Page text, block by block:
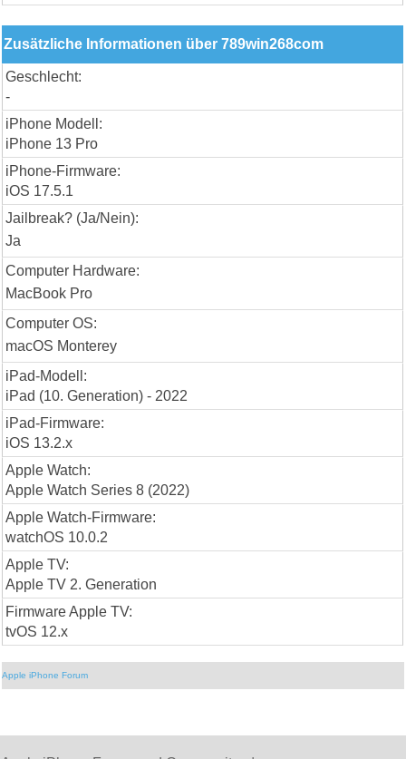
Zusätzliche Informationen über 789win268com
Geschlecht:
-
iPhone Modell:
iPhone 13 Pro
iPhone-Firmware:
iOS 17.5.1
Jailbreak? (Ja/Nein):
Ja
Computer Hardware:
MacBook Pro
Computer OS:
macOS Monterey
iPad-Modell:
iPad (10. Generation) - 2022
iPad-Firmware:
iOS 13.2.x
Apple Watch:
Apple Watch Series 8 (2022)
Apple Watch-Firmware:
watchOS 10.0.2
Apple TV:
Apple TV 2. Generation
Firmware Apple TV:
tvOS 12.x
Apple iPhone Forum